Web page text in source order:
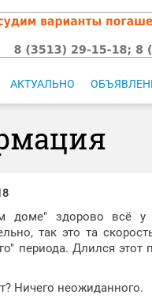
АКТУАЛЬНО
доме" здорово всё у
так это та
периода. Длился
Ничего неожиданного.